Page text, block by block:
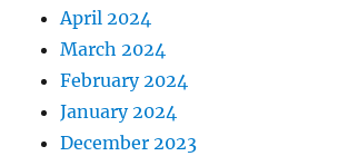
April 2024
March 2024
February 2024
January 2024
December 2023